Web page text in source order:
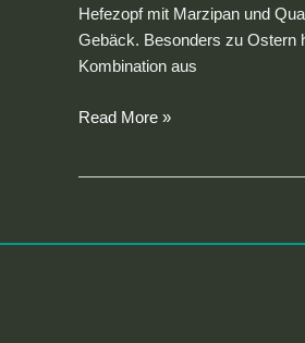
Hefezopf mit Marzipan und
Gebäck. Besonders zu Ostern
Kombination aus
Read More »